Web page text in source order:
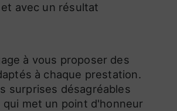
avec un résultat
à vous proposer des
à chaque prestation.
surprises désagréables
met un point d'honneur